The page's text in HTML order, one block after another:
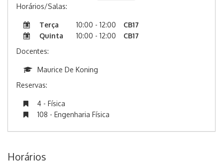
Horários/Salas:
Terça 10:00 - 12:00
CB17
Quinta
10:00 - 12:00
CB17
Docentes:
Maurice De Koning
Reservas:
4 - Física
108 - Engenharia Física
Horários